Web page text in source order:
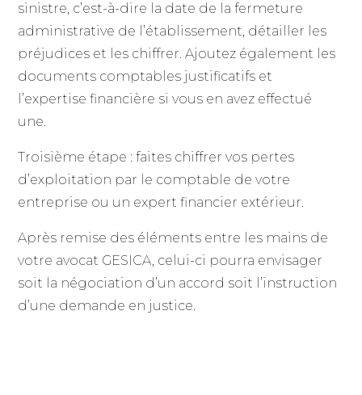
sinistre, c’est-à-dire la date de la fermeture
administrative de l’établissement, détailler les
préjudices et les chiffrer. Ajoutez également les
documents comptables justificatifs et
l’expertise financière si vous en avez effectué
une.
Troisième étape : faites chiffrer vos pertes
d’exploitation par le comptable de votre
entreprise ou un expert financier extérieur.
Après remise des éléments entre les mains de
votre avocat GESICA, celui-ci pourra envisager
soit la négociation d’un accord soit l’instruction
d’une demande en justice.